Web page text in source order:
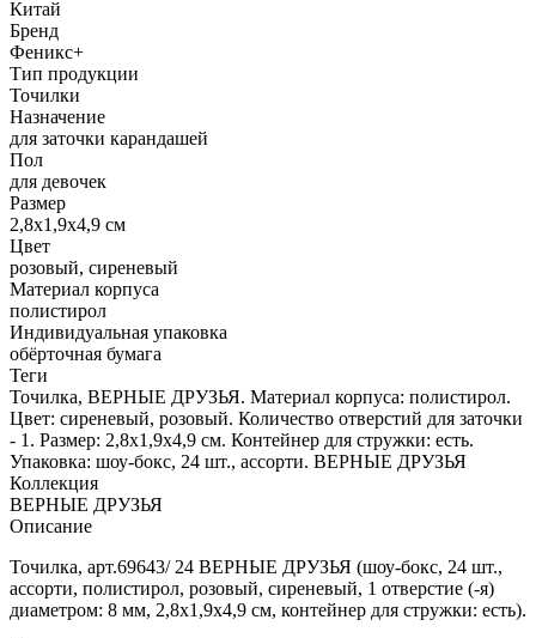
Китай
Бренд
Феникс+
Тип продукции
Точилки
Назначение
для заточки карандашей
Пол
для девочек
Размер
2,8х1,9х4,9 см
Цвет
розовый, сиреневый
Материал корпуса
полистирол
Индивидуальная упаковка
обёрточная бумага
Теги
Точилка, ВЕРНЫЕ ДРУЗЬЯ. Материал корпуса: полистирол.
Цвет: сиреневый, розовый. Количество отверстий для заточки
- 1. Размер: 2,8х1,9х4,9 см. Контейнер для стружки: есть.
Упаковка: шоу-бокс, 24 шт., ассорти. ВЕРНЫЕ ДРУЗЬЯ
Коллекция
ВЕРНЫЕ ДРУЗЬЯ
Описание
Точилка, арт.69643/ 24 ВЕРНЫЕ ДРУЗЬЯ (шоу-бокс, 24 шт.,
ассорти, полистирол, розовый, сиреневый, 1 отверстие (-я)
диаметром: 8 мм, 2,8х1,9х4,9 см, контейнер для стружки: есть).